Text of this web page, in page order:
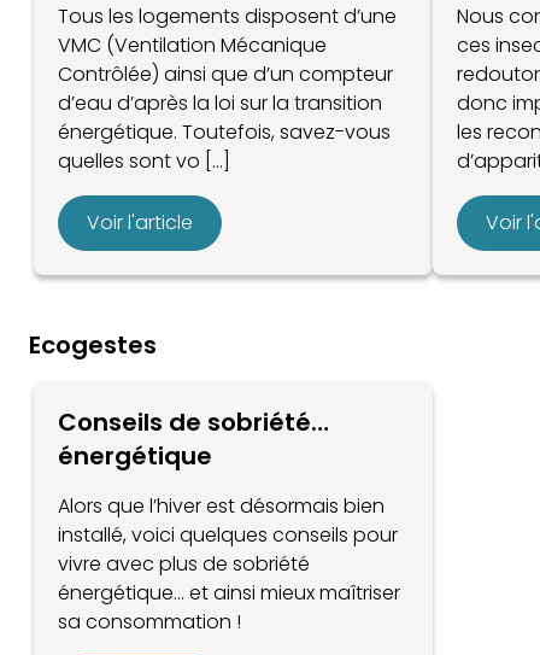
Tous les logements disposent d’une
VMC (Ventilation Mécanique
Contrôlée) ainsi que d’un compteur
d’eau d’après la loi sur la transition
énergétique. Toutefois, savez-vous
quelles sont vo [...]
Voir l'article
Nous
ces
donc
les
Voir
Ecogestes
Conseils de sobriété…
énergétique
Alors que l’hiver est désormais bien
installé, voici quelques conseils pour
vivre avec plus de sobriété
énergétique… et ainsi mieux maîtriser
sa consommation !